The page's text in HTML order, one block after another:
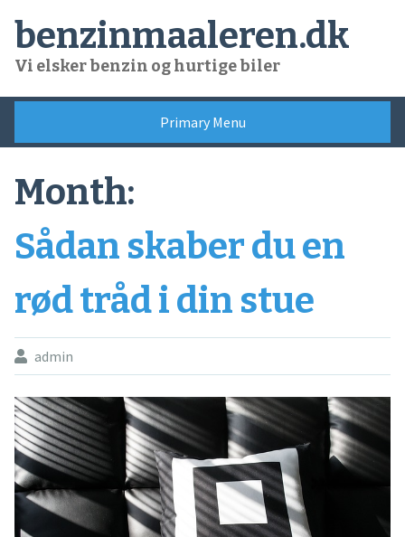
content
benzinmaaleren.dk
Vi elsker benzin og hurtige biler
Primary Menu
Month:
Sådan skaber du en
rød tråd i din stue
admin